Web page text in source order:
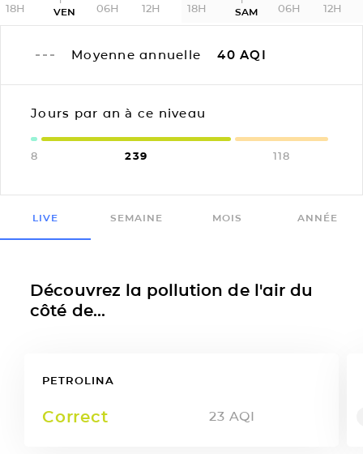
18H VEN 06H 12H 18H SAM 06H 12H
Moyenne annuelle 40 AQI
Jours par an à ce niveau
8 239 118
LIVE SEMAINE MOIS ANNÉE
Découvrez la pollution de l'air du
côté de...
PETROLINA
Correct 23 AQI